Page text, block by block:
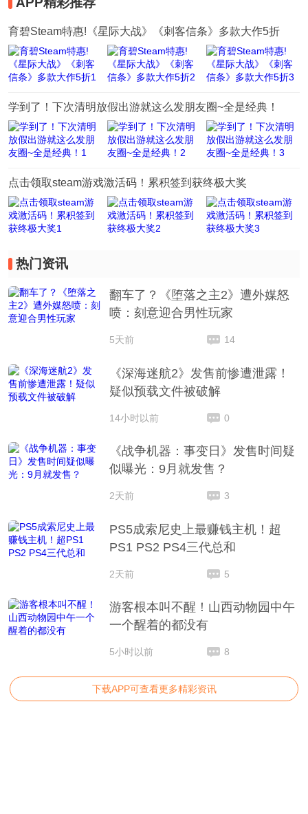
育碧Steam特惠!《星际大战》《刺客信条》多款大作5折
学到了！下次清明放假出游就这么发朋友圈~全是经典！
点击领取steam游戏激活码！累积签到获终极大奖
热门资讯
翻车了？《堕落之主2》遭外媒怒
喷：刻意迎合男性玩家
5天前 14
《深海迷航2》发售前惨遭泄露！
疑似预载文件被破解
14小时以前 0
《战争机器：事变日》发售时间疑
似曝光：9月就发售？
2天前 3
PS5成索尼史上最赚钱主机！超
PS1 PS2 PS4三代总和
2天前 5
游客根本叫不醒！山西动物园中午
一个醒着的都没有
5小时以前 8
下载APP可查看更多精彩资讯